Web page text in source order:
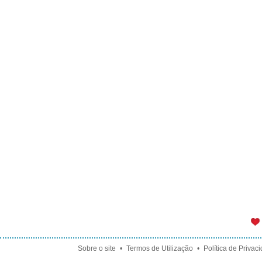
Sobre o site • Termos de Utilização • Política de